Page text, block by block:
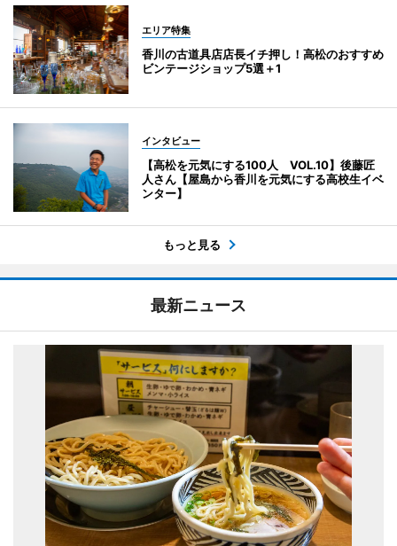
エリア特集
香川の古道具店店長イチ押し！高松のおすすめ
ビンテージショップ5選＋1
インタビュー
【高松を元気にする100人 VOL.10】後藤匠
人さん【屋島から香川を元気にする高校生イベ
ンター】
もっと見る
最新ニュース